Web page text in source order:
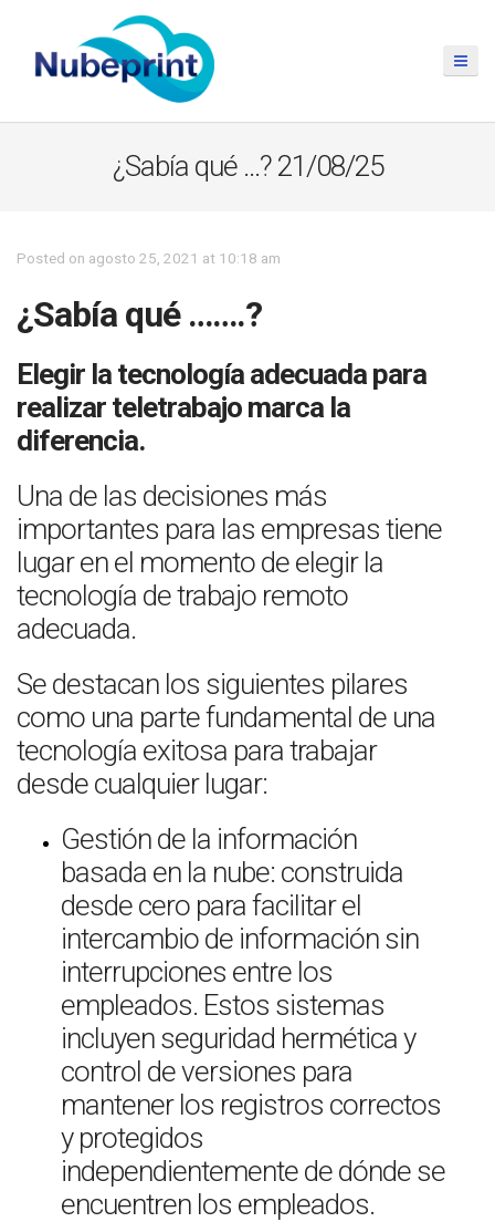
¿Sabía qué …? 21/08/25
Posted on agosto 25, 2021 at 10:18 am
¿Sabía qué …….?
Elegir la tecnología adecuada para
realizar teletrabajo marca la
diferencia.
Una de las decisiones más
importantes para las empresas tiene
lugar en el momento de elegir la
tecnología de trabajo remoto
adecuada.
Se destacan los siguientes pilares
como una parte fundamental de una
tecnología exitosa para trabajar
desde cualquier lugar:
Gestión de la información
basada en la nube: construida
desde cero para facilitar el
intercambio de información sin
interrupciones entre los
empleados. Estos sistemas
incluyen seguridad hermética y
control de versiones para
mantener los registros correctos
y protegidos
independientemente de dónde se
encuentren los empleados.